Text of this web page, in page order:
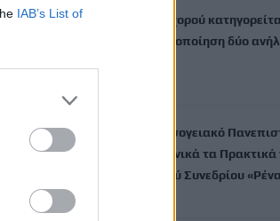
IAB’s List ofΗΠΑ: Δασκάλα χορού
σεξουαλική κακοποίηση δύο
Το Ελληνικό Μεσογειακό
εκδίδει ηλεκτρονικά τα Πρακτικά
Διεπιστημονικού Συνεδρίου